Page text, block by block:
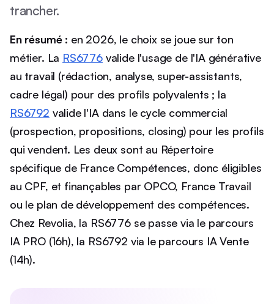
trancher.
En résumé : en 2026, le choix se joue sur ton
métier. La RS6776valide l'usage de l'IA générative
au travail (rédaction, analyse, super-assistants,
cadre légal) pour des profils polyvalents ; la
RS6792 valide l'IA dans le cycle commercial
(prospection, propositions, closing) pour les profils
qui vendent. Les deux sont au Répertoire
spécifique de France Compétences, donc éligibles
au CPF, et finançables par OPCO, France Travail
ou le plan de développement des compétences.
Chez Revolia, la RS6776 se passe via le parcours
IA PRO (16h), la RS6792 via le parcours IA Vente
(14h).